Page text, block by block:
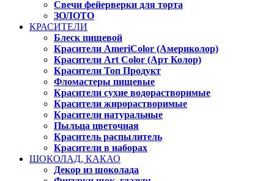
Свечи фейерверки для торта
ЗОЛОТО
КРАСИТЕЛИ
Блеск пищевой
Красители AmeriColor (Америколор)
Красители Art Color (Арт Колор)
Красители Топ Продукт
Фломастеры пищевые
Красители сухие водорастворимые
Красители жирорастворимые
Красители натуральные
Пыльца цветочная
Краситель распылитель
Красители в наборах
ШОКОЛАД, КАКАО
Декор из шоколада